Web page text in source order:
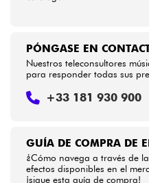
GUÍA DE COMPRA DE
¿Cómo navega a través de
efectos disponibles en el
¡sigue esta guía de compra!
PÓNGASE EN
Nuestros teleconsultores
para responder todas sus
+33 181 930 900